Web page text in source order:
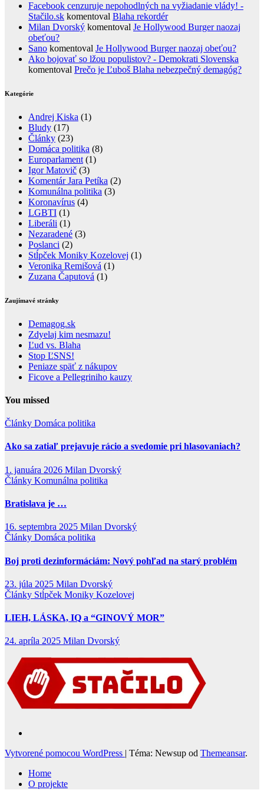
Facebook cenzuruje nepohodlných na vyžiadanie vlády! -
Stačilo.sk komentoval Blaha rekordér
Milan Dvorský komentoval Je Hollywood Burger naozaj
obeťou?
Sano komentoval Je Hollywood Burger naozaj obeťou?
Ako bojovať so lžou populistov? - Demokrati Slovenska
komentoval Prečo je Ľuboš Blaha nebezpečný demagóg?
Kategórie
Andrej Kiska (1)
Bludy (17)
Články (23)
Domáca politika (8)
Europarlament (1)
Igor Matovič (3)
Komentár Jara Petíka (2)
Komunálna politika (3)
Koronavírus (4)
LGBTI (1)
Liberáli (1)
Nezaradené (3)
Poslanci (2)
Stĺpček Moniky Kozelovej (1)
Veronika Remišová (1)
Zuzana Čaputová (1)
Zaujímavé stránky
Demagog.sk
Zdyelaj kim nesmazu!
Ľud vs. Blaha
Stop ĽSNS!
Peniaze späť z nákupov
Ficove a Pellegriniho kauzy
You missed
Články Domáca politika
Ako sa zatiaľ prejavuje rácio a svedomie pri hlasovaniach?
1. januára 2026 Milan Dvorský
Články Komunálna politika
Bratislava je …
16. septembra 2025 Milan Dvorský
Články Domáca politika
Boj proti dezinformáciám: Nový pohľad na starý problém
23. júla 2025 Milan Dvorský
Články Stĺpček Moniky Kozelovej
LIEH, LÁSKA, IQ a “GINOVÝ MOR”
24. apríla 2025 Milan Dvorský
Vytvorené pomocou WordPress | Téma: Newsup od Themeansar.
Home
O projekte